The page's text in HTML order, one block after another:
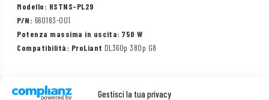
Gestisci la tua privacy
Modello: HSTNS-PL29
P/N: 660183-001
Potenza massima in uscita: 750 W
Compatibilità: ProLiant DL360p 380p G8